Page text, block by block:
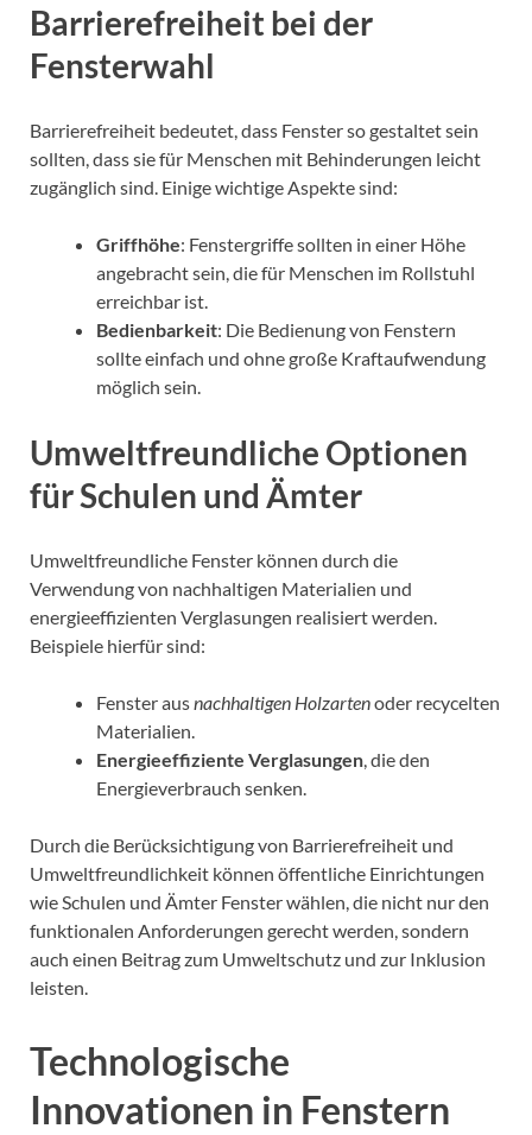
Barrierefreiheit bei der
Fensterwahl
Barrierefreiheit bedeutet, dass Fenster so gestaltet sein
sollten, dass sie für Menschen mit Behinderungen leicht
zugänglich sind. Einige wichtige Aspekte sind:
Griffhöhe: Fenstergriffe sollten in einer Höhe
angebracht sein, die für Menschen im Rollstuhl
erreichbar ist.
Bedienbarkeit: Die Bedienung von Fenstern
sollte einfach und ohne große Kraftaufwendung
möglich sein.
Umweltfreundliche Optionen
für Schulen und Ämter
Umweltfreundliche Fenster können durch die
Verwendung von nachhaltigen Materialien und
energieeffizienten Verglasungen realisiert werden.
Beispiele hierfür sind:
Fenster ausnachhaltigen Holzartenoder recycelten
Materialien.
Energieeffiziente Verglasungen, die den
Energieverbrauch senken.
Durch die Berücksichtigung von Barrierefreiheit und
Umweltfreundlichkeit können öffentliche Einrichtungen
wie Schulen und Ämter Fenster wählen, die nicht nur den
funktionalen Anforderungen gerecht werden, sondern
auch einen Beitrag zum Umweltschutz und zur Inklusion
leisten.
Technologische
Innovationen in Fenstern